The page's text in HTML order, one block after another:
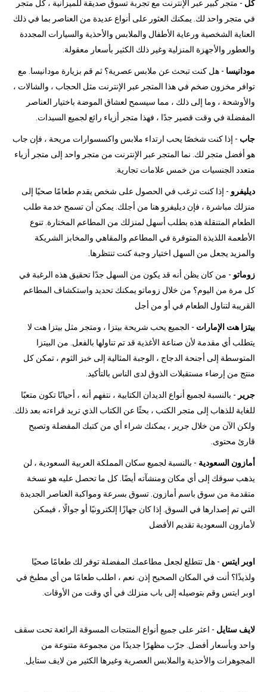
كل - متجر كبير عبر الإنترنت مع تجربة تسوق صديقة للميزانية ، كل متجر
في متجر واحد لك. يمكنك العثور على أنواع عديدة من العناصر بما في ذلك
العناية الشخصية ورعاية الأطفال والملابس والأحذية والسيارات المجددة
والعطور والأجهزة المنزلية وغير ذلك الكثير بأسعار معقولة.
مودانيسا - هل كنت تبحث عن ملابس عصرية؟ ثم قم بزيارة مودانيسا. مع
توافر مخزون ضخم في هذا المتجر عبر الإنترنت مثل الحجاب ، والشالات ،
والأوشحة ، وما إلى ذلك ، مما سيسمح لعشاق الموضة باختيار العناصر
المفضلة في وقت قصير جدًا ، فهذا متجر أزياء رائع لجميع السيدات.
جاب - إذا كنت شخصًا يحب ارتداء ملابس واكسسوارات مريحة ، فإن جاب
هو أفضل متجر لك. نما المتجر عبر الإنترنت من متجر واحد إلى متجر أزياء
متعدد الجنسيات من خمس علامات تجارية.
ديليفرو - إذا كنت ترغب في الحصول على شخص يقدم طعامًا صحيًا إلى
منزلك مباشرة ، فإن ديليفرو هنا من أجلك. يمكن أن تسمح خدمة طلب
الطعام المتنقلة هذه بطلب أسهل لمنزلك من المطاعم المختارة. تنوع
الأطعمة اللذيذة المتوفرة في المطاعم والمقاهي والمخابز الشريكة
والمزيد يجعل من السهل اختيار وجبة كنت تنتظرها.
زوماتو - من كان يظن أنه قد يكون من السهل جدًا تحقيق هذه الرغبة في
كل مرة من اليوم؟ من خلال زوماتو يمكنك تحديد واستكشاف المطاعم
القريبة لتناول الطعام في أو من أجل
بيتزا هت الإمارات - الجميع يحب شريحة بيتزا ، ومتجر مثل بيتزا هت لا
يتطلب أي مقدمة لأن صناعة الأغذية قد تم تناولها بالفعل. من البيتزا
المتوسطة إلى أجنحة الدجاج ، الوجبة المثالية إلى خبز الثوم ، تمكن كل
منتج من إرضاء مستقبلات الذوق لدى الناس بالتأكيد.
جرير - بالنسبة لجميع أنواع الديدان الكتابية ، نتفهم أنه ، أحيانًا تكون متعبًا
للغاية للذهاب إلى متجر الكتب ، بحثًا عن الكتاب الذي تريد قراءته بعد ذلك.
ولكن الآن من خلال جرير ، يمكنك شراء أي من كتبك المفضلة وتصبح
قارئ محتوى.
أمازون السعودية - بالنسبة لجميع سكان المملكة العربية السعودية ، لن
يذهب سوقك إلى أي مكان ومنشآته أيضًا. كل ما تحصل عليه هو نسخة
متقدمة من سوق باسم أمازون. تسوق بسرعة ومواكبة العناصر الجديدة
التي تم إصدارها في السوق. إذا كان جهازًا إلكترونيًا أو جوالًا ، فيمكن
لأمازون السعودية تقديم الأفضل
اوبر ايتس - هل تتطلع لجعل مطاعمك المفضلة توفر لك طعامًا صحيًا
ولذيذًا؟ أنت في المكان الصحيح إذن. نعم ، اطلب طعامًا من أي مطبخ في
اوبر ايتس وقم بتوصيله إلى باب منزلك في أي وقت من الأوقات.
لايف ستايل - اعثر على جميع أنواع المنتجات المسوقة الرائعة تحت سقف
واحد وبأسعار أفضل. جرّب مظهرًا جديدًا من مجموعة متنوعة من
المجوهرات والأحذية والملابس العصرية وغيرها الكثير من لايف ستايل.